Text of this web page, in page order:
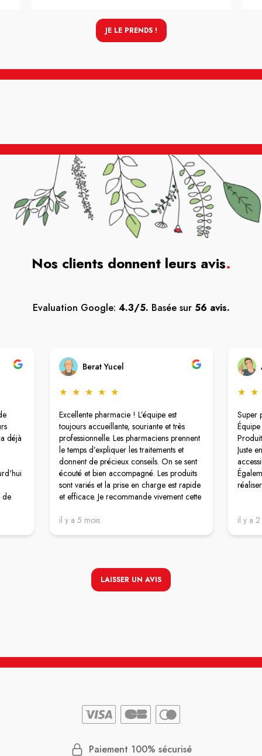
JE LE PRENDS !
Nos clients donnent leurs avis.
Evaluation Google: 4.3/5. Basée sur 56 avis.
déjà
de
Berat Yucel
★ ★ ★ ★ ★
Excellente pharmacie ! L’équipe est
toujours accueillante, souriante et très
professionnelle. Les pharmaciens prennent
le temps d’expliquer les traitements et
donnent de précieux conseils. On se sent
écouté et bien accompagné. Les produits
sont variés et la prise en charge est rapide
et efficace. Je recommande vivement cette
gentillesse.
il y a 5 mois
★ ★
Super
Juste
il y a
LAISSER UN AVIS
Paiement 100% sécurisé